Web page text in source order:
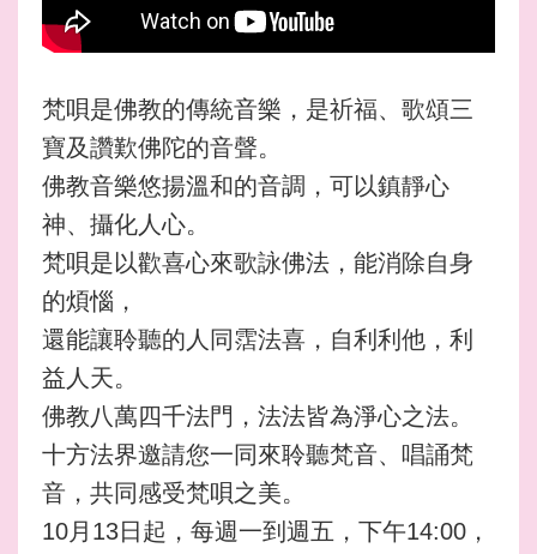
梵唄是佛教的傳統音樂，是祈福、歌頌三
寶及讚歎佛陀的音聲。
佛教音樂悠揚溫和的音調，可以鎮靜心
神、攝化人心。
梵唄是以歡喜心來歌詠佛法，能消除自身
的煩惱，
還能讓聆聽的人同霑法喜，自利利他，利
益人天。
佛教八萬四千法門，法法皆為淨心之法。
十方法界邀請您一同來聆聽梵音、唱誦梵
音，共同感受梵唄之美。
10月13日起，每週一到週五，下午14:00，